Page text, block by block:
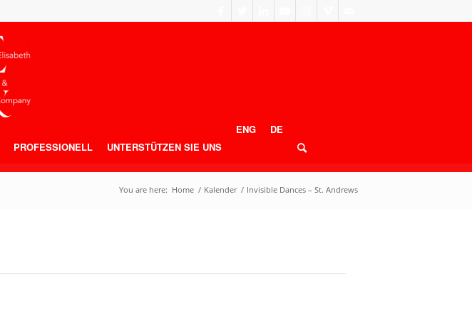
PROFESSIONELL UNTERSTÜTZEN SIE UNS
ENG DE
You are here: Home / Kalender / Invisible Dances – St. Andrews